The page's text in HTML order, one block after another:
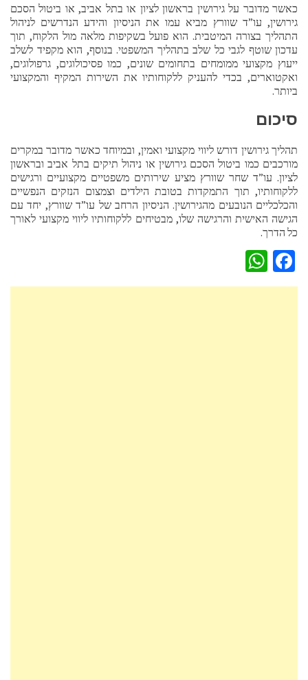
כאשר מדובר על גירושין בראשון לציון או בתל אביב, או ביטול הסכם
גירושין, עו”ד שוורץ מביא עמו את הניסיון והידע הנדרשים לניהול
התהליך בצורה המיטבית. הוא פועל בשקיפות מלאה מול הלקוח, תוך
עדכון שוטף לגבי כל שלב בתהליך המשפטי. בנוסף, הוא מקפיד לשלב
ייעוץ מקצועי ממומחים בתחומים שונים, כמו פסיכולוגים, גרפולוגים,
ואקטוארים, בכדי להעניק ללקוחותיו את השירות המקיף והמקצועי
ביותר.
סיכום
תהליך גירושין דורש ליווי מקצועי ואמין, ובמיוחד כאשר מדובר במקרים
מורכבים כמו ביטול הסכם גירושין או ניהול תיקים בתל אביב ובראשון
לציון. עו”ד שחר שוורץ מציע שירותים משפטיים מקצועיים ורגישים
ללקוחותיו, תוך התמקדות בטובת הילדים וצמצום הנזקים הנפשיים
והכלכליים הנובעים מהגירושין. הניסיון הרחב של עו”ד שוורץ, יחד עם
הגישה האישית והרגישה שלו, מבטיחים ללקוחותיו ליווי מקצועי לאורך
כל הדרך.
Facebook